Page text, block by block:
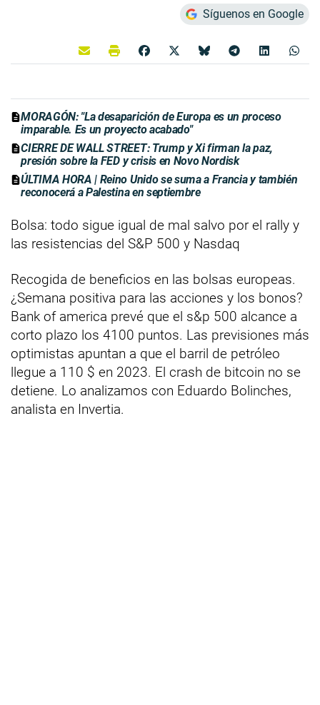
Síguenos en Google
MORAGÓN: "La desaparición de Europa es un proceso
imparable. Es un proyecto acabado"
CIERRE DE WALL STREET: Trump y Xi firman la paz,
presión sobre la FED y crisis en Novo Nordisk
ÚLTIMA HORA | Reino Unido se suma a Francia y también
reconocerá a Palestina en septiembre
Bolsa: todo sigue igual de mal salvo por el rally y
las resistencias del S&P 500 y Nasdaq
Recogida de beneficios en las bolsas europeas.
¿Semana positiva para las acciones y los bonos?
Bank of america prevé que el s&p 500 alcance a
corto plazo los 4100 puntos. Las previsiones más
optimistas apuntan a que el barril de petróleo
llegue a 110 $ en 2023. El crash de bitcoin no se
detiene. Lo analizamos con Eduardo Bolinches,
analista en Invertia.